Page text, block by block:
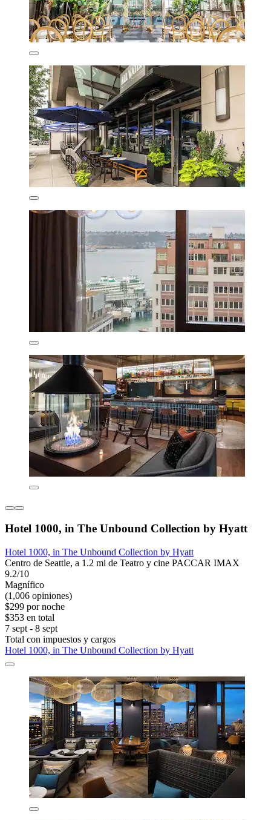
Hotel 1000, in The Unbound Collection by Hyatt
Hotel 1000, in The Unbound Collection by Hyatt
Centro de Seattle, a 1.2 mi de Teatro y cine PACCAR IMAX
9.2/10
Magnífico
(1,006 opiniones)
$299 por noche
$353 en total
7 sept - 8 sept
Total con impuestos y cargos
Hotel 1000, in The Unbound Collection by Hyatt